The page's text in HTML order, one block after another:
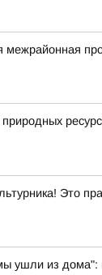
межрайонная
Это
ушли из дома":